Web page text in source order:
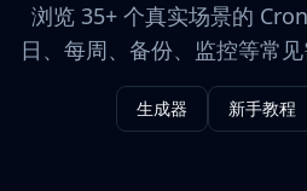
浏览 35+ 个真实场景的
日、每周、备份、监控等常见
生成器 新手教程